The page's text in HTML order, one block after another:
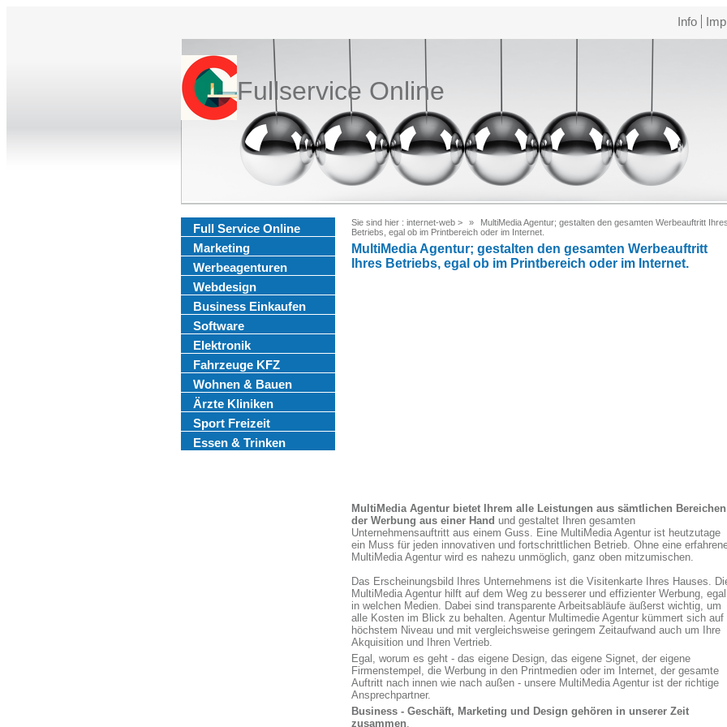
Info
Fullservice Online
Full Service Online
Marketing
Werbeagenturen
Webdesign
Business Einkaufen
Software
Elektronik
Fahrzeuge KFZ
Wohnen & Bauen
Ärzte Kliniken
Sport Freizeit
Essen & Trinken
Sie sind hier : internet-web >
MultiMedia Agentur; gestalten den gesamten Werbeauftritt
Betriebs, egal ob im Printbereich oder im Internet.
MultiMedia Agentur; gestalten den gesamten Werbeauftritt
Ihres Betriebs, egal ob im Printbereich oder im Internet.
MultiMedia Agentur bietet Ihrem alle Leistungen aus sämtlichen Bereichen
der Werbung aus einer Hand und gestaltet Ihren gesamten
Unternehmensauftritt aus einem Guss. Eine MultiMedia Agentur ist heutzutage
ein Muss für jeden innovativen und fortschrittlichen Betrieb. Ohne eine
MultiMedia Agentur wird es nahezu unmöglich, ganz oben mitzumischen.
Das Erscheinungsbild Ihres Unternehmens ist die Visitenkarte Ihres Hauses.
MultiMedia Agentur hilft auf dem Weg zu besserer und effizienter Werbung, egal
in welchen Medien. Dabei sind transparente Arbeitsabläufe äußerst wichtig, um
alle Kosten im Blick zu behalten. Agentur Multimedie Agentur kümmert sich auf
höchstem Niveau und mit vergleichsweise geringem Zeitaufwand auch um Ihre
Akquisition und Ihren Vertrieb.
Egal, worum es geht - das eigene Design, das eigene Signet, der eigene
Firmenstempel, die Werbung in den Printmedien oder im Internet, der gesamte
Auftritt nach innen wie nach außen - unsere MultiMedia Agentur ist der richtige
Ansprechpartner.
Business - Geschäft, Marketing und Design gehören in unserer Zeit
zusammen.